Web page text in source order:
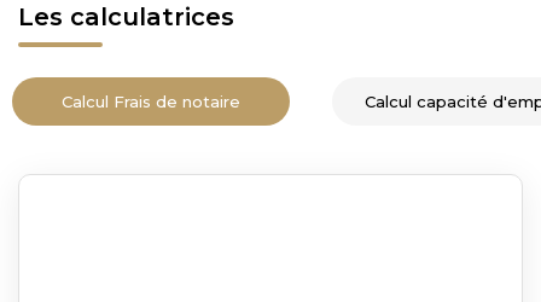
Les calculatrices
Calcul Frais de notaire Calcul capacité